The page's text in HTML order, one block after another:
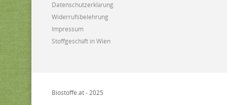
Datenschutzerklärung
Widerrufsbelehrung
Impressum
Stoffgeschäft in Wien
Biostoffe.at - 2025